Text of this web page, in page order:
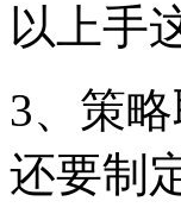
以上手
3、策
还要制